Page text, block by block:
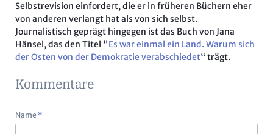
Selbstrevision einfordert, die er in früheren Büchern eher
von anderen verlangt hat als von sich selbst.
Journalistisch geprägt hingegen ist das Buch von Jana
Hänsel, das den Titel "Es war einmal ein Land. Warum sich
der Osten von der Demokratie verabschiedet“ trägt.
Kommentare
Pflichtfeld
Name *